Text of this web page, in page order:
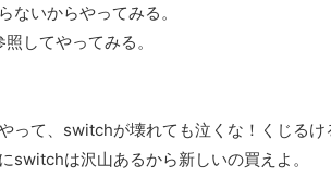
ないからやってみる。
照してやってみる。
って、switchが壊れても泣くな！くじるけ
switchは沢山あるから新しいの買えよ。